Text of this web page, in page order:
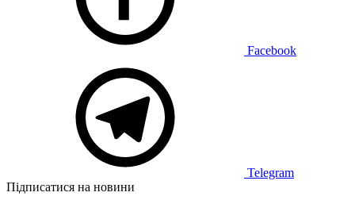
Facebook
Telegram
Підписатися на новини